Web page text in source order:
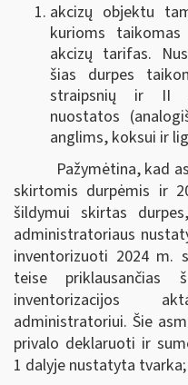
akcizų objektu
kurioms
akcizų tarifas.
šias durpes
straipsnių ir II
nuostatos
anglims, koksui ir
Pažymėtina, kad
skirtomis durpėmis ir
šildymui skirtas
administratoriaus
inventorizuoti 2024 m.
teise priklausančias
inventorizacijos
administratoriui. Šie
privalo deklaruoti ir
1 dalyje nustatyta tvarka;